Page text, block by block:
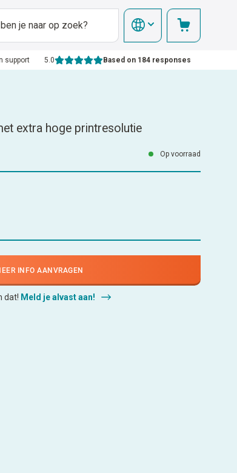
support 5.0 Based on 184 responses
extra hoge printresolutie
Op voorraad
INFO AANVRAGEN
dat! Meld je alvast aan!